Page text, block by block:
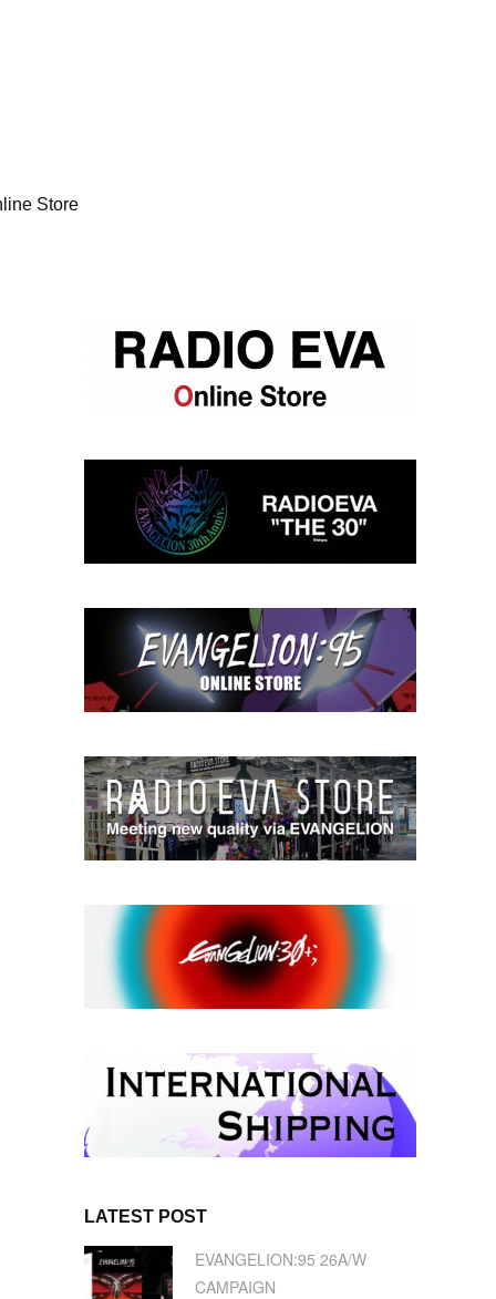
Store
LATEST POST
EVANGELION:95 26A/W
CAMPAIGN